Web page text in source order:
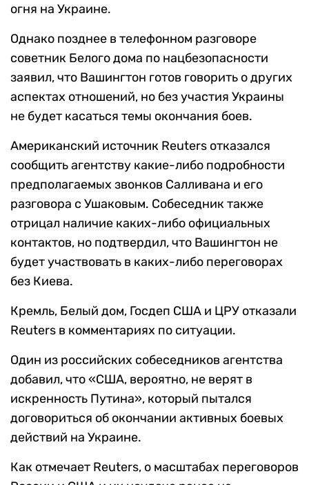
огня на Украине.
Однако позднее в телефонном разговоре
советник Белого дома по нацбезопасности
заявил, что Вашингтон готов говорить о других
аспектах отношений, но без участия Украины
не будет касаться темы окончания боев.
Американский источник Reuters отказался
сообщить агентству какие-либо подробности
предполагаемых звонков Салливана и его
разговора с Ушаковым. Собеседник также
отрицал наличие каких-либо официальных
контактов, но подтвердил, что Вашингтон не
будет участвовать в каких-либо переговорах
без Киева.
Кремль, Белый дом, Госдеп США и ЦРУ отказали
Reuters в комментариях по ситуации.
Один из российских собеседников агентства
добавил, что «США, вероятно, не верят в
искренность Путина», который пытался
договориться об окончании активных боевых
действий на Украине.
Как отмечает Reuters, о масштабах переговоров